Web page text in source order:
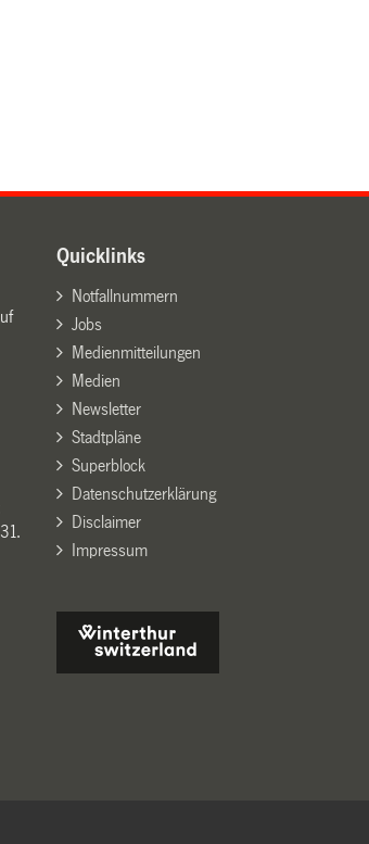
Quicklinks
Notfallnummern
Jobs
Medienmitteilungen
Medien
Newsletter
Stadtpläne
Superblock
Datenschutzerklärung
Disclaimer
Impressum